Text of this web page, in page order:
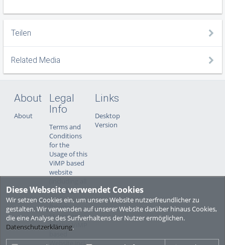
Diese Webseite verwendet Cookies
Wir setzen Cookies ein, um unsere Website nutzerfreundlicher zu
gestalten. Wir verwenden auf unserer Website darüber hinaus Cookies,
die eine Analyse des Surfverhaltens der Nutzer ermöglichen.
Datenschutzerklärung.
Teilen
Related Media
About
About
Legal
Info
Terms and
Conditions
for the
Usage of this
ViMP based
website
sub-pages)
Privacy
Statement
for this ViMP
Links
Desktop
Version